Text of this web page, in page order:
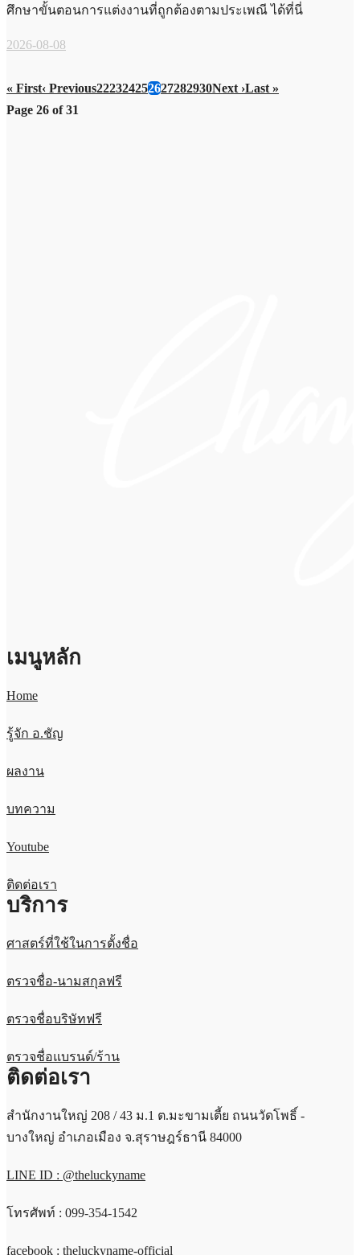
ศึกษาขั้นตอนการแต่งงานที่ถูกต้องตามประเพณี ได้ที่นี่
2026-08-08
« First‹ Previous222324252627282930Next ›Last »
Page 26 of 31
เมนูหลัก
Home
รู้จัก อ.ชัญ
ผลงาน
บทความ
Youtube
ติดต่อเรา
บริการ
ศาสตร์ที่ใช้ในการตั้งชื่อ
ตรวจชื่อ-นามสกุลฟรี
ตรวจชื่อบริษัทฟรี
ตรวจชื่อแบรนด์/ร้าน
ติดต่อเรา
สำนักงานใหญ่ 208 / 43 ม.1 ต.มะขามเตี้ย ถนนวัดโพธิ์ -
บางใหญ่ อำเภอเมือง จ.สุราษฎร์ธานี 84000
LINE ID : @theluckyname
โทรศัพท์ : 099-354-1542
facebook : theluckyname-official